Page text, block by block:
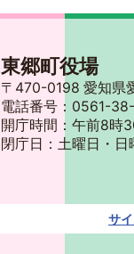
東郷町役場
〒470-0198 愛知県
電話番号：0561-
開庁時間：午前8時
閉庁日：土曜日・
サ